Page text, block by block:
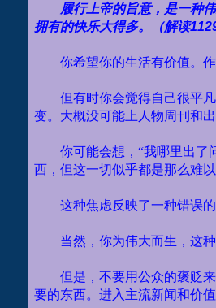
履行上帝的旨意，是一种
拥有的快乐大得多。（解读
你希望你的生活有价值。
但有时你会觉得自己很平
变。大概没可能上人物周刊和
你可能会想，“我哪里出了
西，但这一切似乎都是那么难
这种焦虑反映了一种错误
当然，你为伟大而生，这
但是，不要用公众的褒贬
要的东西。进入主流新闻和价